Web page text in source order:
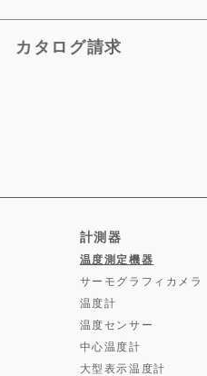
カタログ請求
計測器
温度測定機器
サーモグラフィカメラ
温度計
温度センサー
中心温度計
大型表示温度計